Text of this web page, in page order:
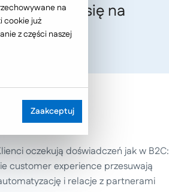
decyduje się na
oczekują doświadczeń jak w B2C:
customer experience przesuwają
i relacje z partnerami
na
cookie już
z części naszej
Zaakceptuj